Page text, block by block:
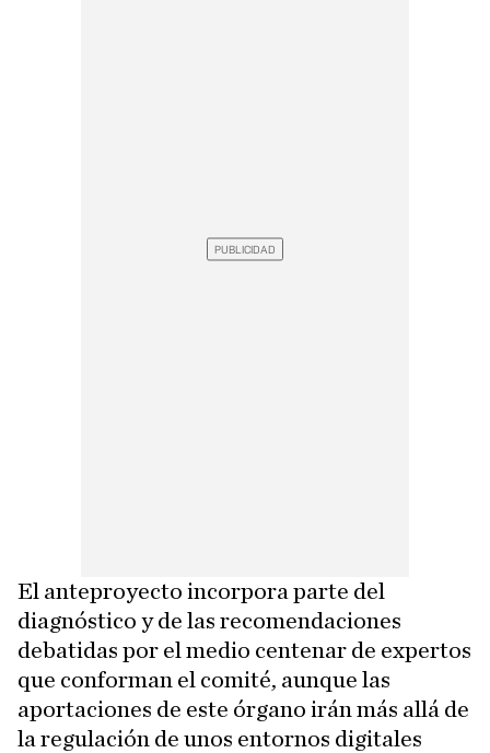
El anteproyecto incorpora parte del
diagnóstico y de las recomendaciones
debatidas por el medio centenar de expertos
que conforman el comité, aunque las
aportaciones de este órgano irán más allá de
la regulación de unos entornos digitales